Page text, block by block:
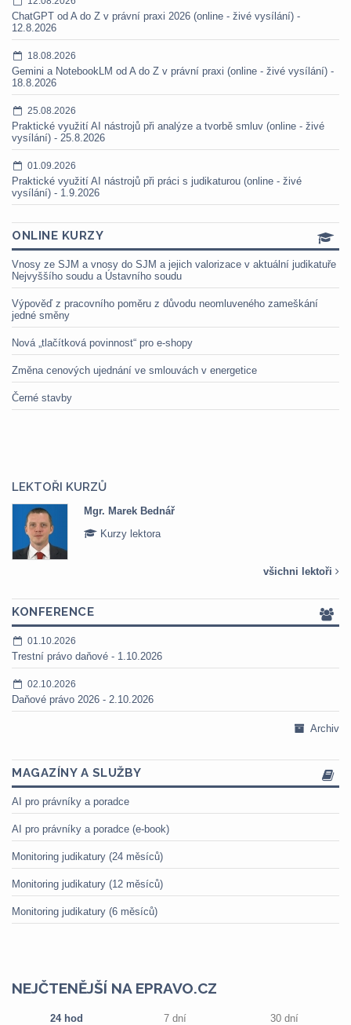
ChatGPT od A do Z v právní praxi 2026 (online - živé vysílání) -
12.8.2026
18.08.2026
Gemini a NotebookLM od A do Z v právní praxi (online - živé vysílání) -
18.8.2026
25.08.2026
Praktické využití AI nástrojů při analýze a tvorbě smluv (online - živé
vysílání) - 25.8.2026
01.09.2026
Praktické využití AI nástrojů při práci s judikaturou (online - živé
vysílání) - 1.9.2026
ONLINE KURZY
Vnosy ze SJM a vnosy do SJM a jejich valorizace v aktuální judikatuře
Nejvyššího soudu a Ústavního soudu
Výpověď z pracovního poměru z důvodu neomluveného zameškání
jedné směny
Nová „tlačítková povinnost“ pro e-shopy
Změna cenových ujednání ve smlouvách v energetice
Černé stavby
LEKTOŘI KURZŮ
Mgr. Marek Bednář
Kurzy lektora
všichni lektoři
KONFERENCE
01.10.2026
Trestní právo daňové - 1.10.2026
02.10.2026
Daňové právo 2026 - 2.10.2026
Archiv
MAGAZÍNY A SLUŽBY
AI pro právníky a poradce
AI pro právníky a poradce (e-book)
Monitoring judikatury (24 měsíců)
Monitoring judikatury (12 měsíců)
Monitoring judikatury (6 měsíců)
NEJČTENĚJŠÍ NA EPRAVO.CZ
24 hod 7 dní 30 dní